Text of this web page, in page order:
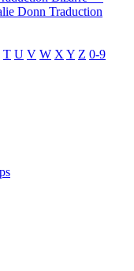
Donn Traduction
T U V W X Y Z 0-9